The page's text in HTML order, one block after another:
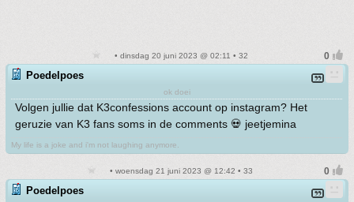
• dinsdag 20 juni 2023 @ 02:11 • 32
Poedelpoes
ok doei
Volgen jullie dat K3confessions account op instagram? Het
geruzie van K3 fans soms in de comments 💀 jeetjemina
My life is a joke and i'm not laughing anymore.
• woensdag 21 juni 2023 @ 12:42 • 33
Poedelpoes